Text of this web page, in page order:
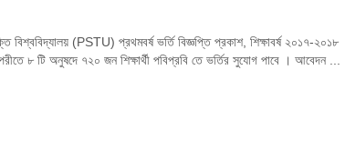
বিশ্ববিদ্যালয় (PSTU) প্রথমবর্ষ ভর্তি বিজ্ঞপ্তি প্রকাশ, শিক্ষাবর্ষ ২০১৭-২০১৮
৮ টি অনুষদে ৭২০ জন শিক্ষার্থী পবিপ্রবি তে ভর্তির সুযোগ পাবে । আবেদন ...